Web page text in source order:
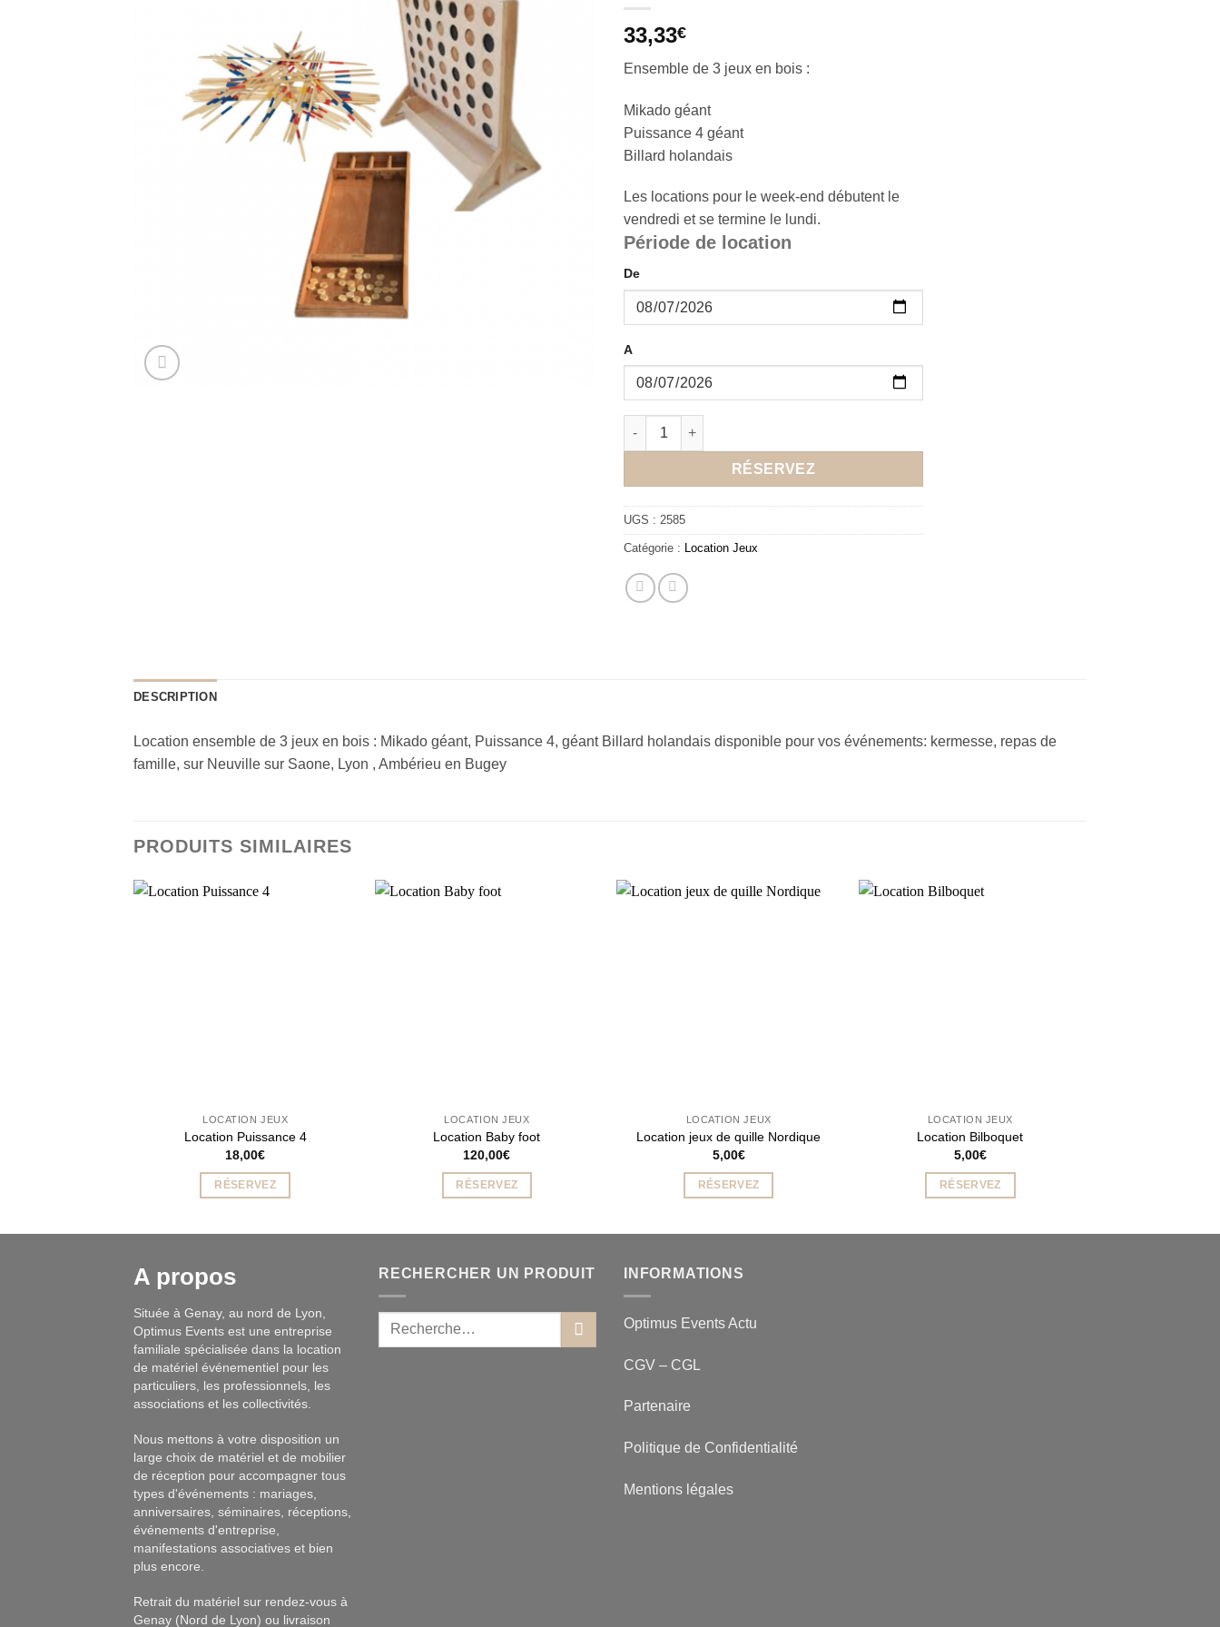
33,33€
Ensemble de 3 jeux en bois :
Mikado géant
Puissance 4 géant
Billard holandais
Les locations pour le week-end débutent le
vendredi et se termine le lundi.
Période de location
De
A
quantité de Pack Jeux en bois -3
RÉSERVEZ
UGS : 2585
Catégorie : Location Jeux
DESCRIPTION
Location ensemble de 3 jeux en bois : Mikado géant, Puissance 4, géant Billard holandais disponible pour vos événements: kermesse, repas de
famille, sur Neuville sur Saone, Lyon , Ambérieu en Bugey
PRODUITS SIMILAIRES
LOCATION JEUX
Location Puissance 4
18,00€
RÉSERVEZ
LOCATION JEUX
Location Baby foot
120,00€
RÉSERVEZ
LOCATION JEUX
Location jeux de quille Nordique
5,00€
RÉSERVEZ
LOCATION JEUX
Location Bilboquet
5,00€
RÉSERVEZ
A propos
Située à Genay, au nord de Lyon,
Optimus Events est une entreprise
familiale spécialisée dans la location
de matériel événementiel pour les
particuliers, les professionnels, les
associations et les collectivités.
Nous mettons à votre disposition un
large choix de matériel et de mobilier
de réception pour accompagner tous
types d'événements : mariages,
anniversaires, séminaires, réceptions,
événements d'entreprise,
manifestations associatives et bien
plus encore.
Retrait du matériel sur rendez-vous à
Genay (Nord de Lyon) ou livraison
RECHERCHER UN PRODUIT INFORMATIONS
Optimus Events Actu
CGV – CGL
Partenaire
Politique de Confidentialité
Mentions légales